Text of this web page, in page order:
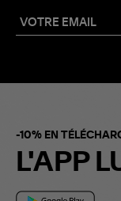
-10% EN
L'APP